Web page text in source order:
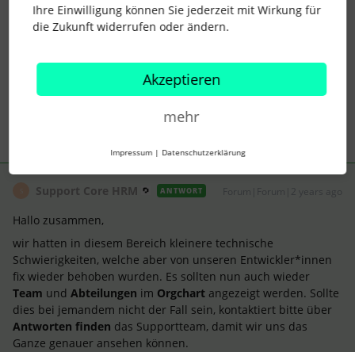
https://www.linkedin.com/in/hmk-personal-ds
2 Menschen gefällt dies
Support Core HRM ANTWORT
Hallo zusammen,
wir hatten in diesem Bereich kleinere technische
Schwierigkeiten, welche aber von unseren Entwickler*innen
fix wieder behoben wurden. Es sollten nun auch wieder
Team und Abteilungen im Orgchart angezeigt werden. Sollte
dies bei jemandem nicht der Fall sein, kontaktiert bitte über
Antworten finden das Supportteam, damit wir uns das
Ganze genauer ansehen können.
Ihre Einwilligung können Sie jederzeit mit Wirkung für
die Zukunft widerrufen oder ändern.
Akzeptieren
mehr
Impressum | Datenschutzerklärung